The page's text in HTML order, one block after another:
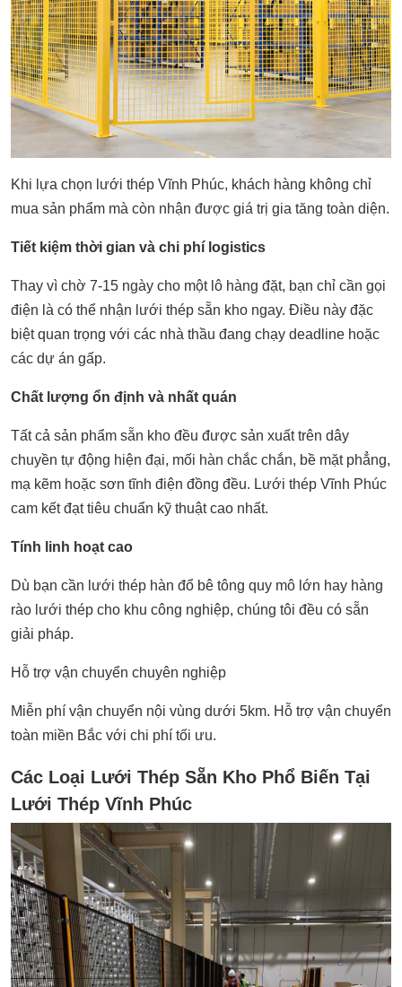
Khi lựa chọn lưới thép Vĩnh Phúc, khách hàng không chỉ
mua sản phẩm mà còn nhận được giá trị gia tăng toàn diện.
Tiết kiệm thời gian và chi phí logistics
Thay vì chờ 7-15 ngày cho một lô hàng đặt, bạn chỉ cần gọi
điện là có thể nhận lưới thép sẵn kho ngay. Điều này đặc
biệt quan trọng với các nhà thầu đang chạy deadline hoặc
các dự án gấp.
Chất lượng ổn định và nhất quán
Tất cả sản phẩm sẵn kho đều được sản xuất trên dây
chuyền tự động hiện đại, mối hàn chắc chắn, bề mặt phẳng,
mạ kẽm hoặc sơn tĩnh điện đồng đều. Lưới thép Vĩnh Phúc
cam kết đạt tiêu chuẩn kỹ thuật cao nhất.
Tính linh hoạt cao
Dù bạn cần lưới thép hàn đổ bê tông quy mô lớn hay hàng
rào lưới thép cho khu công nghiệp, chúng tôi đều có sẵn
giải pháp.
Hỗ trợ vận chuyển chuyên nghiệp
Miễn phí vận chuyển nội vùng dưới 5km. Hỗ trợ vận chuyển
toàn miền Bắc với chi phí tối ưu.
Các Loại Lưới Thép Sẵn Kho Phổ Biến Tại
Lưới Thép Vĩnh Phúc